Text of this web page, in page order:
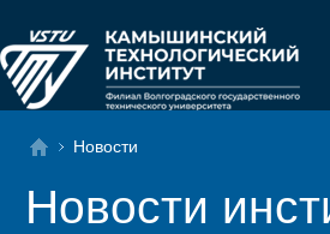
Новости
Новости